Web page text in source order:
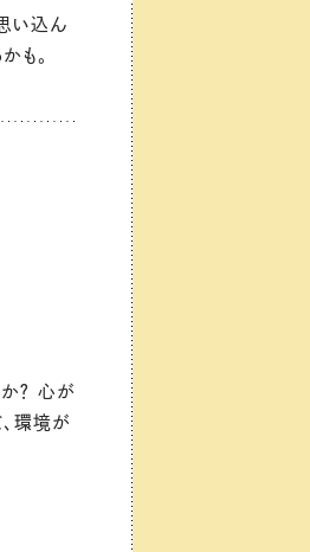
い込ん
も。
？ 心が
環境が